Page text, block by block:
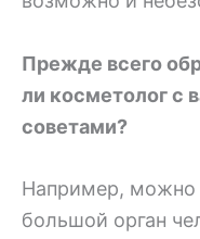
Прежде всего
ли косметолог с
советами?
Например, можно
большой орган